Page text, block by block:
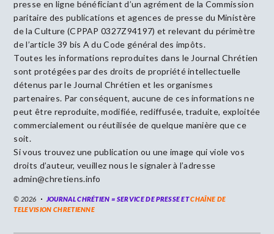
presse en ligne bénéficiant d’un agrément de la Commission
paritaire des publications et agences de presse du Ministère
de la Culture (CPPAP 0327Z94197) et relevant du périmètre
de l’article 39 bis A du Code général des impôts.
Toutes les informations reproduites dans le Journal Chrétien
sont protégées par des droits de propriété intellectuelle
détenus par le Journal Chrétien et les organismes
partenaires. Par conséquent, aucune de ces informations ne
peut être reproduite, modifiée, rediffusée, traduite, exploitée
commercialement ou réutilisée de quelque manière que ce
soit.
Si vous trouvez une publication ou une image qui viole vos
droits d’auteur, veuillez nous le signaler à l’adresse
admin@chretiens.info
© 2026 JOURNAL CHRÉTIEN = SERVICE DE PRESSE ETCHAÎNE DE
TELEVISION CHRETIENNE